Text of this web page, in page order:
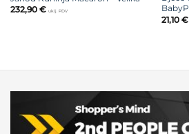
232,90 € uklj. PDV
21,10 €